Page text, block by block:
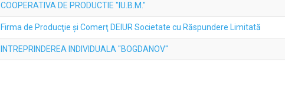
COOPERATIVA DE PRODUCTIE "IU.B.M."
Firma de Producţie şi Comerţ DEIUR Societate cu Răspundere Limitată
INTREPRINDEREA INDIVIDUALA "BOGDANOV"